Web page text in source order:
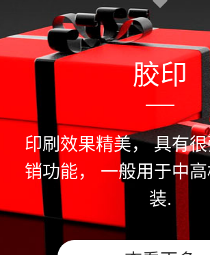
胶印
印刷效果精美， 具有
销功能，
一般用于中
装.